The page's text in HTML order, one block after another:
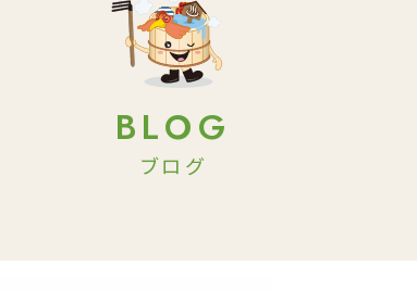
BLOG
ブログ